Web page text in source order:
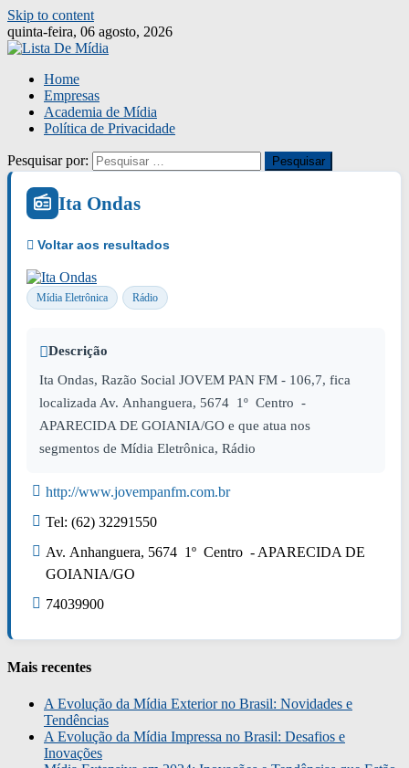
Skip to content
quinta-feira, 06 agosto, 2026
Home
Empresas
Academia de Mídia
Política de Privacidade
Pesquisar por:
Ita Ondas
Mídia Eletrônica Rádio
Descrição
Ita Ondas, Razão Social JOVEM PAN FM - 106,7, fica
localizada Av. Anhanguera, 5674 1º Centro -
APARECIDA DE GOIANIA/GO e que atua nos
segmentos de Mídia Eletrônica, Rádio
http://www.jovempanfm.com.br
Tel: (62) 32291550
Av. Anhanguera, 5674 1º Centro - APARECIDA DE
GOIANIA/GO
74039900
Mais recentes
A Evolução da Mídia Exterior no Brasil: Novidades e
Tendências
A Evolução da Mídia Impressa no Brasil: Desafios e
Inovações